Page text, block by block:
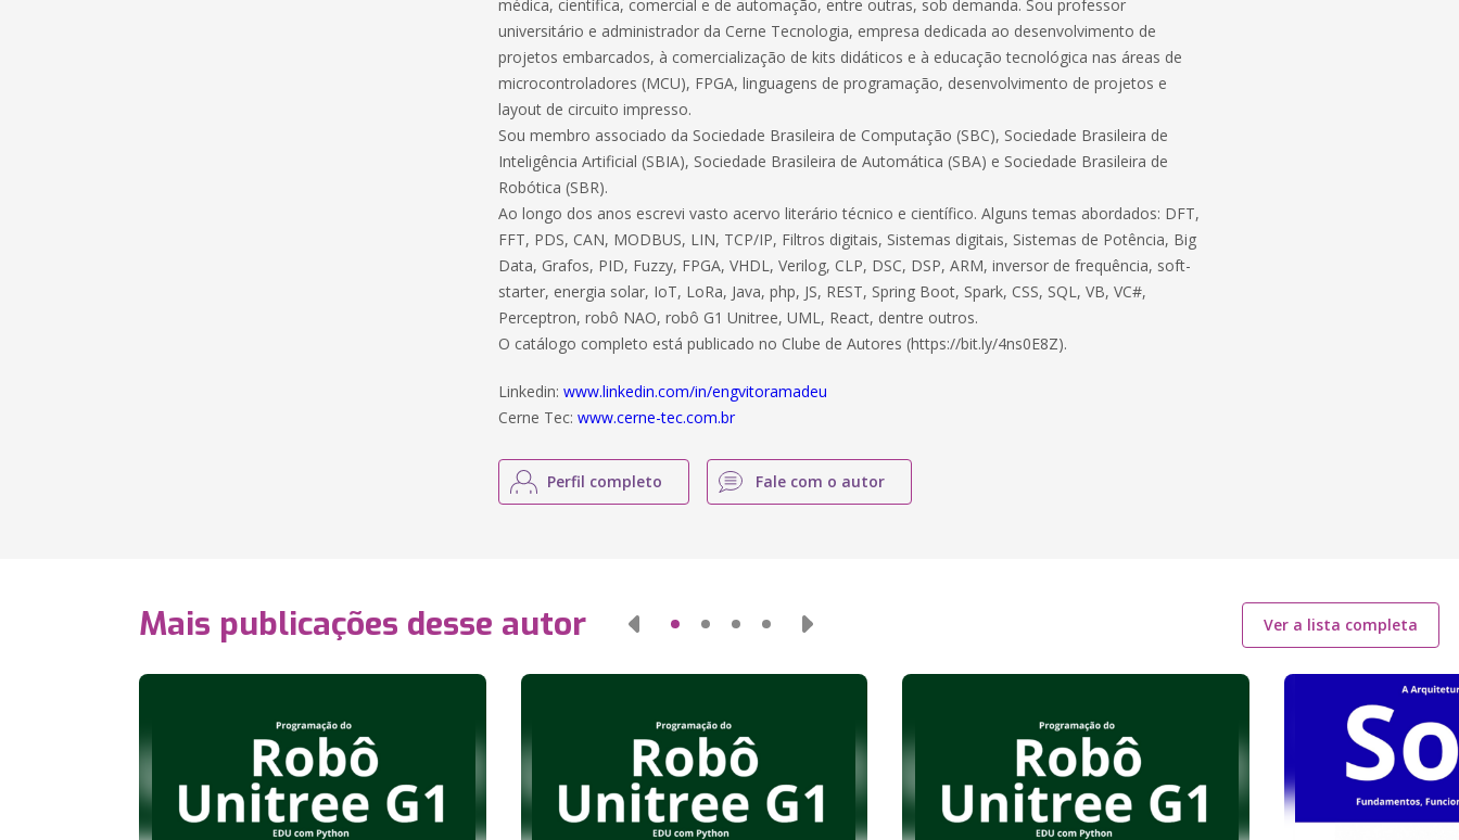
médica, científica, comercial e de automação, entre outras, sob demanda. Sou professor
universitário e administrador da Cerne Tecnologia, empresa dedicada ao desenvolvimento de
projetos embarcados, à comercialização de kits didáticos e à educação tecnológica nas áreas de
microcontroladores (MCU), FPGA, linguagens de programação, desenvolvimento de projetos e
layout de circuito impresso.
Sou membro associado da Sociedade Brasileira de Computação (SBC), Sociedade Brasileira de
Inteligência Artificial (SBIA), Sociedade Brasileira de Automática (SBA) e Sociedade Brasileira de
Robótica (SBR).
Ao longo dos anos escrevi vasto acervo literário técnico e científico. Alguns temas abordados: DFT,
FFT, PDS, CAN, MODBUS, LIN, TCP/IP, Filtros digitais, Sistemas digitais, Sistemas de Potência, Big
Data, Grafos, PID, Fuzzy, FPGA, VHDL, Verilog, CLP, DSC, DSP, ARM, inversor de frequência, soft-
starter, energia solar, IoT, LoRa, Java, php, JS, REST, Spring Boot, Spark, CSS, SQL, VB, VC#,
Perceptron, robô NAO, robô G1 Unitree, UML, React, dentre outros.
O catálogo completo está publicado no Clube de Autores (https://bit.ly/4ns0E8Z).
Linkedin:www.linkedin.com/in/engvitoramadeu
Cerne Tec:www.cerne-tec.com.br
Perfil completo Fale com o autor
Mais publicações desse autor Ver a lista completa